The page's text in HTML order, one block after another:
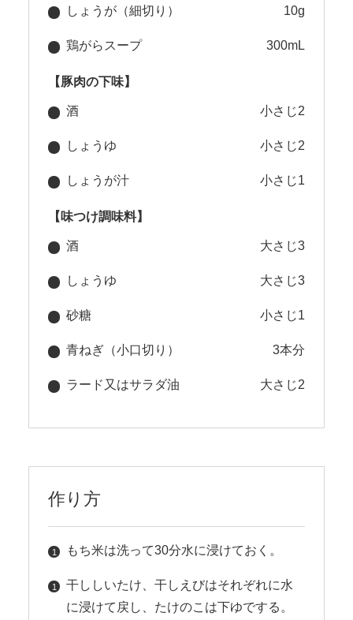
しょうが（細切り） 10g
鶏がらスープ 300mL
【豚肉の下味】
酒 小さじ2
しょうゆ 小さじ2
しょうが汁 小さじ1
【味つけ調味料】
酒 大さじ3
しょうゆ 大さじ3
砂糖 小さじ1
青ねぎ（小口切り） 3本分
ラード又はサラダ油 大さじ2
作り方
もち米は洗って30分水に浸けておく。
干ししいたけ、干しえびはそれぞれに水
に浸けて戻し、たけのこは下ゆでする。